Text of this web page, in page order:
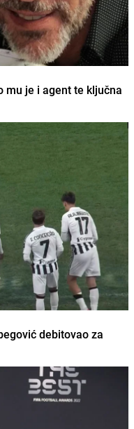
mu je i agent te ključna
debitovao za